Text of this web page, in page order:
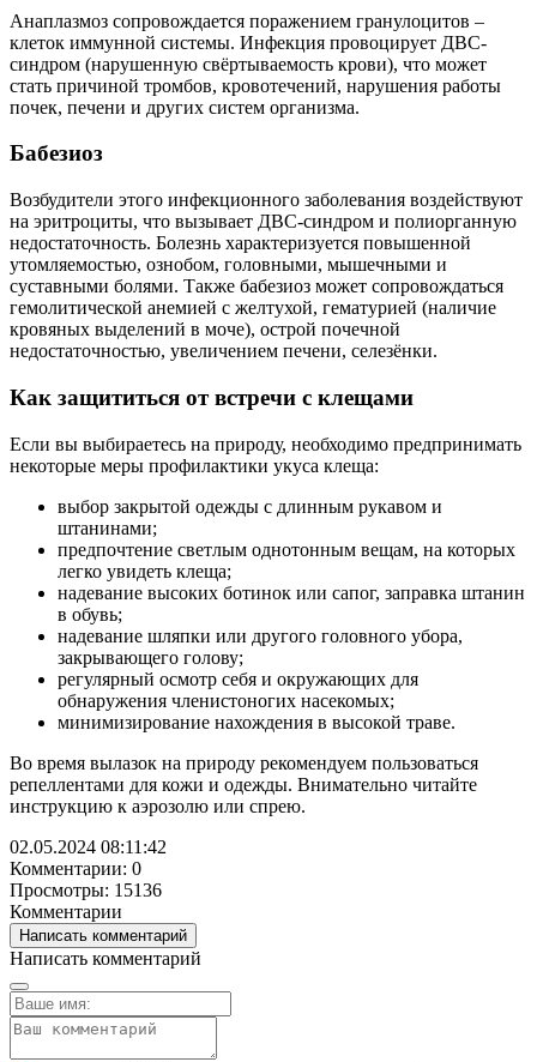
Анаплазмоз сопровождается поражением гранулоцитов –
клеток иммунной системы. Инфекция провоцирует ДВС-
синдром (нарушенную свёртываемость крови), что может
стать причиной тромбов, кровотечений, нарушения работы
почек, печени и других систем организма.
Бабезиоз
Возбудители этого инфекционного заболевания воздействуют
на эритроциты, что вызывает ДВС-синдром и полиорганную
недостаточность. Болезнь характеризуется повышенной
утомляемостью, ознобом, головными, мышечными и
суставными болями. Также бабезиоз может сопровождаться
гемолитической анемией с желтухой, гематурией (наличие
кровяных выделений в моче), острой почечной
недостаточностью, увеличением печени, селезёнки.
Как защититься от встречи с клещами
Если вы выбираетесь на природу, необходимо предпринимать
некоторые меры профилактики укуса клеща:
выбор закрытой одежды с длинным рукавом и
штанинами;
предпочтение светлым однотонным вещам, на которых
легко увидеть клеща;
надевание высоких ботинок или сапог, заправка штанин
в обувь;
надевание шляпки или другого головного убора,
закрывающего голову;
регулярный осмотр себя и окружающих для
обнаружения членистоногих насекомых;
минимизирование нахождения в высокой траве.
Во время вылазок на природу рекомендуем пользоваться
репеллентами для кожи и одежды. Внимательно читайте
инструкцию к аэрозолю или спрею.
02.05.2024 08:11:42
Комментарии: 0
Просмотры: 15136
Комментарии
Написать комментарий
Написать комментарий